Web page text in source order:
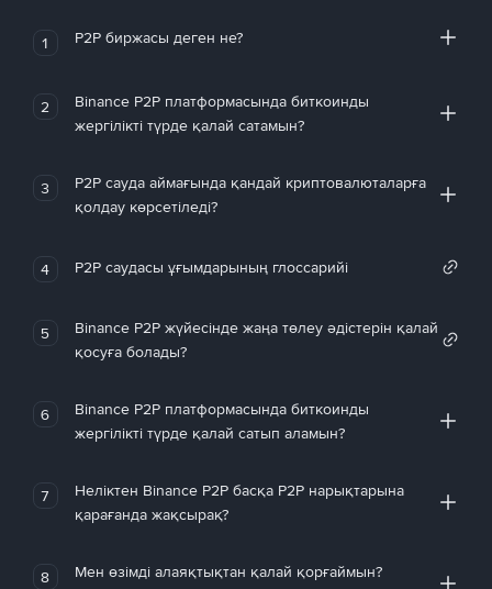
1 P2P биржасы деген не?
2
Binance P2P платформасында биткоинды
жергілікті түрде қалай сатамын?
3
P2P сауда аймағында қандай криптовалюталарға
қолдау көрсетіледі?
4 P2P саудасы ұғымдарының глоссарийі
5
Binance P2P жүйесінде жаңа төлеу әдістерін қалай
қосуға болады?
6
Binance P2P платформасында биткоинды
жергілікті түрде қалай сатып аламын?
7
Неліктен Binance P2P басқа P2P нарықтарына
қарағанда жақсырақ?
8
Мен өзімді алаяқтықтан қалай қорғаймын?